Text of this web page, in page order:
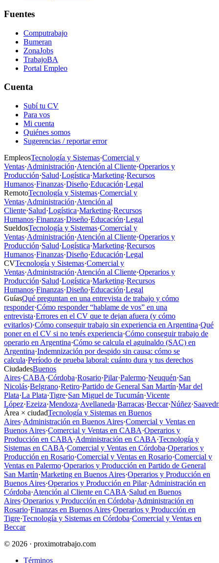
Fuentes
Computrabajo
Bumeran
ZonaJobs
TrabajoBA
Portal Empleo
Cuenta
Subí tu CV
Para vos
Mi cuenta
Quiénes somos
Sugerencias / reportar error
EmpleosTecnología y Sistemas·Comercial y
Ventas·Administración·Atención al Cliente·Operarios y
Producción·Salud·Logística·Marketing·Recursos
Humanos·Finanzas·Diseño·Educación·Legal
RemotoTecnología y Sistemas·Comercial y
Ventas·Administración·Atención al
Cliente·Salud·Logística·Marketing·Recursos
Humanos·Finanzas·Diseño·Educación·Legal
SueldosTecnología y Sistemas·Comercial y
Ventas·Administración·Atención al Cliente·Operarios y
Producción·Salud·Logística·Marketing·Recursos
Humanos·Finanzas·Diseño·Educación·Legal
CVTecnología y Sistemas·Comercial y
Ventas·Administración·Atención al Cliente·Operarios y
Producción·Salud·Logística·Marketing·Recursos
Humanos·Finanzas·Diseño·Educación·Legal
GuíasQué preguntan en una entrevista de trabajo y cómo
responder·Cómo responder “hablame de vos” en una
entrevista·Errores en el CV que te dejan afuera (y cómo
evitarlos)·Cómo conseguir trabajo sin experiencia en Argentina·Qué
poner en el CV si no tenés experiencia·Cómo conseguir trabajo de
operario en Argentina·Cómo se calcula el aguinaldo (SAC) en
Argentina·Indemnización por despido sin causa: cómo se
calcula·Período de prueba laboral: cuánto dura y tus derechos
CiudadesBuenos
Aires·CABA·Córdoba·Rosario·Pilar·Palermo·Neuquén·San
Nicolás·Belgrano·Retiro·Partido de General San Martín·Mar del
Plata·La Plata·Tigre·San Miguel de Tucumán·Vicente
López·Ezeiza·Mendoza·Avellaneda·Barracas·Beccar·Núñez·
Área × ciudadTecnología y Sistemas en Buenos
Aires·Administración en Buenos Aires·Comercial y Ventas en
Buenos Aires·Comercial y Ventas en CABA·Operarios y
Producción en CABA·Administración en CABA·Tecnología y
Sistemas en CABA·Comercial y Ventas en Córdoba·Operarios y
Producción en Rosario·Comercial y Ventas en Rosario·Comercial y
Ventas en Palermo·Operarios y Producción en Partido de General
San Martín·Marketing en Buenos Aires·Operarios y Producción en
Buenos Aires·Operarios y Producción en Pilar·Administración en
Córdoba·Atención al Cliente en CABA·Salud en Buenos
Aires·Operarios y Producción en Córdoba·Administración en
Rosario·Finanzas en Buenos Aires·Operarios y Producción en
Tigre·Tecnología y Sistemas en Córdoba·Comercial y Ventas en
Beccar
© 2026 · proximotrabajo.com
Términos